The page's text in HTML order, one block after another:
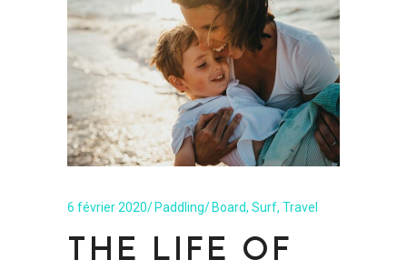
6 février 2020 Paddling Board, Surf, Travel
THE LIFE OF